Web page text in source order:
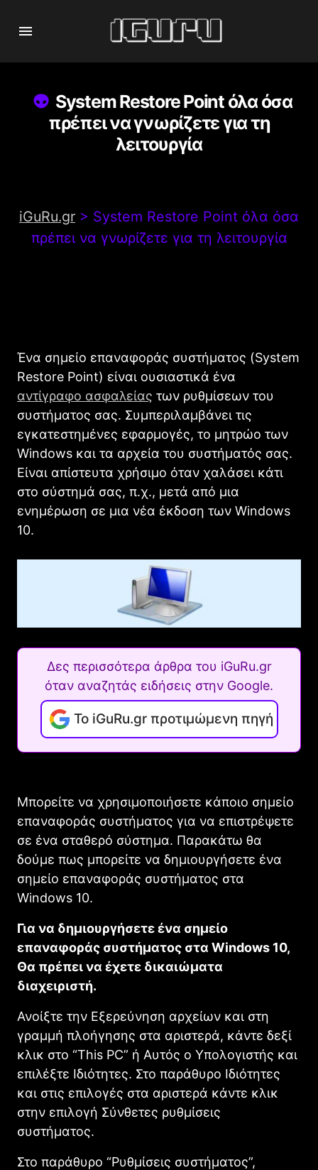
System Restore Point όλα όσα
πρέπει να γνωρίζετε για τη
λειτουργία
iGuRu.gr > System Restore Point όλα όσα
πρέπει να γνωρίζετε για τη λειτουργία
Ένα σημείο επαναφοράς συστήματος (System
Restore Point) είναι ουσιαστικά ένα
αντίγραφο ασφαλείας των ρυθμίσεων του
συστήματος σας. Συμπεριλαμβάνει τις
εγκατεστημένες εφαρμογές, το μητρώο των
Windows και τα αρχεία του συστήματός σας.
Είναι απίστευτα χρήσιμο όταν χαλάσει κάτι
στο σύστημά σας, π.χ., μετά από μια
ενημέρωση σε μια νέα έκδοση των Windows
10.
Δες περισσότερα άρθρα του iGuRu.gr
όταν αναζητάς ειδήσεις στην Google.
Το iGuRu.gr προτιμώμενη πηγή
Μπορείτε να χρησιμοποιήσετε κάποιο σημείο
επαναφοράς συστήματος για να επιστρέψετε
σε ένα σταθερό σύστημα. Παρακάτω θα
δούμε πως μπορείτε να δημιουργήσετε ένα
σημείο επαναφοράς συστήματος στα
Windows 10.
Για να δημιουργήσετε ένα σημείο
επαναφοράς συστήματος στα Windows 10,
Θα πρέπει να έχετε δικαιώματα
διαχειριστή.
Ανοίξτε την Εξερεύνηση αρχείων και στη
γραμμή πλοήγησης στα αριστερά, κάντε δεξί
κλικ στο “This PC” ή Αυτός ο Υπολογιστής και
επιλέξτε Ιδιότητες. Στο παράθυρο Ιδιότητες
και στις επιλογές στα αριστερά κάντε κλικ
στην επιλογή Σύνθετες ρυθμίσεις
συστήματος.
Στο παράθυρο “Ρυθμίσεις συστήματος”,